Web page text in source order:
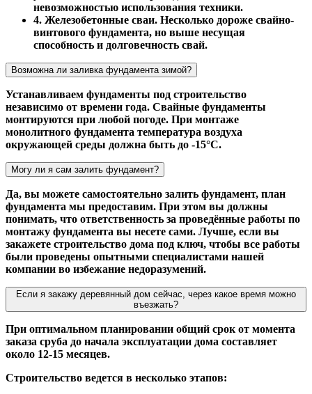
невозможностью использования техники.
4. Железобетонные сваи. Несколько дороже свайно-
винтового фундамента, но выше несущая
способность и долговечность свай.
Возможна ли заливка фундамента зимой?
Устанавливаем фундаменты под строительство
независимо от времени года. Свайные фундаменты
монтируются при любой погоде. При монтаже
монолитного фундамента температура воздуха
окружающей среды должна быть до -15°С.
Могу ли я сам залить фундамент?
Да, вы можете самостоятельно залить фундамент, план
фундамента мы предоставим. При этом вы должны
понимать, что ответственность за проведённые работы по
монтажу фундамента вы несете сами. Лучше, если вы
закажете строительство дома под ключ, чтобы все работы
были проведены опытными специалистами нашей
компании во избежание недоразумений.
Если я закажу деревянный дом сейчас, через какое время можно
въезжать?
При оптимальном планировании общий срок от момента
заказа сруба до начала эксплуатации дома составляет
около 12-15 месяцев.
Строительство ведется в несколько этапов: